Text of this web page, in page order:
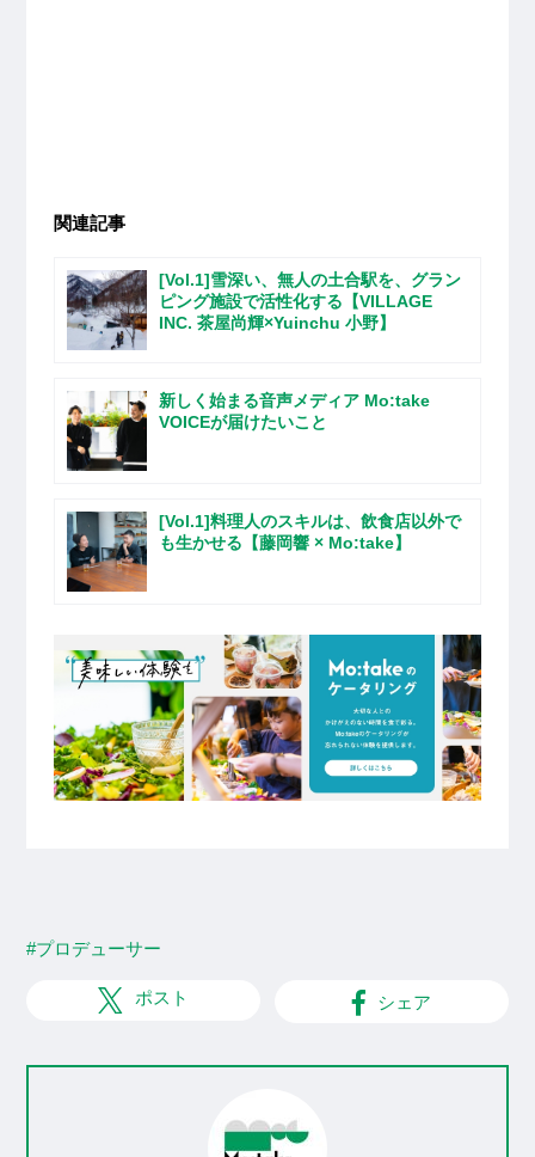
関連記事
[Vol.1]雪深い、無人の土合駅を、グラン
ピング施設で活性化する【VILLAGE
INC. 茶屋尚輝×Yuinchu 小野】
新しく始まる音声メディア Mo:take
VOICEが届けたいこと
[Vol.1]料理人のスキルは、飲食店以外で
も生かせる【藤岡響 × Mo:take】
#プロデューサー
ポスト シェア